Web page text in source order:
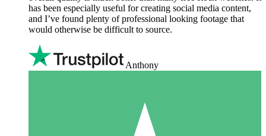
has been especially useful for creating social media content,
and I’ve found plenty of professional looking footage that
would otherwise be difficult to source.
Anthony